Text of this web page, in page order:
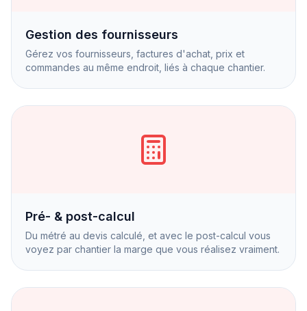
Gestion des fournisseurs
Gérez vos fournisseurs, factures d'achat, prix et
commandes au même endroit, liés à chaque chantier.
Pré- & post-calcul
Du métré au devis calculé, et avec le post-calcul vous
voyez par chantier la marge que vous réalisez vraiment.